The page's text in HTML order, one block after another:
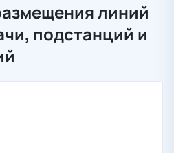
линий
подстанций и